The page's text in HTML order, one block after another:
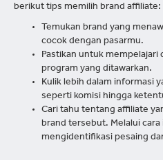
berikut tips memilih brand affiliate:
Temukan brand yang
cocok dengan pasarmu.
Pastikan untuk
program yang ditawarkan.
Kulik lebih dalam informasi
seperti komisi hingga
Cari tahu tentang affiliate
brand tersebut. Melalui
mengidentifikasi pesaing